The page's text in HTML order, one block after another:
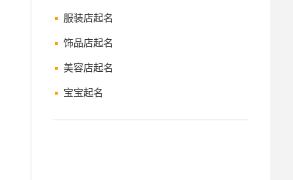
服装店起名
饰品店起名
美容店起名
宝宝起名